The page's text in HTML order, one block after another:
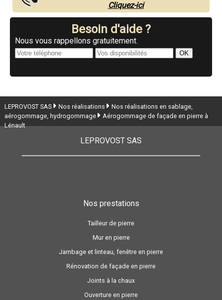
Cliquez-ici
Besoin d'aide ?
Nous vous rappellons gratuitement.
LEPROVOST SAS Nos réalisations
Nos réalisations en sablage,
aérogommage, hydrogommage
Aérogommage de façade en pierre à
Lénault
LEPROVOST SAS
Nos prestations
Tailleur de pierre
Mur en pierre
Jambage et linteau, fenêtre en pierre
Rénovation de façade en pierre
Joints à la chaux
Ouverture en pierre